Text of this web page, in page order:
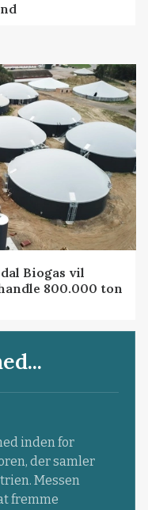
Biogas vil
800.000 ton
inden for
der samler
Messen
fremme